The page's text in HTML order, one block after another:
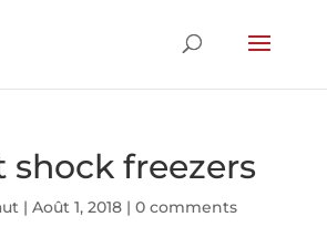
shock freezers
| Août 1, 2018| 0 comments